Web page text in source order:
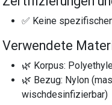
✅ Keine
Verwendete
🌿 Korpus:
🌿 Bezug: Nylon
wischdesinfizierbar)